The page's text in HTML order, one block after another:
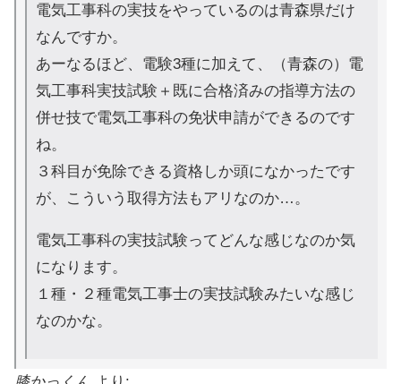
電気工事科の実技をやっているのは青森県だけ
なんですか。
あーなるほど、電験3種に加えて、（青森の）電
気工事科実技試験＋既に合格済みの指導方法の
併せ技で電気工事科の免状申請ができるのです
ね。
３科目が免除できる資格しか頭になかったです
が、こういう取得方法もアリなのか…。
電気工事科の実技試験ってどんな感じなのか気
になります。
１種・２種電気工事士の実技試験みたいな感じ
なのかな。